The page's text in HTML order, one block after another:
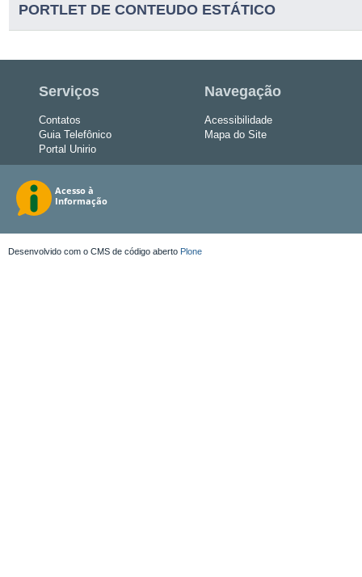
PORTLET DE CONTEUDO ESTÁTICO
Serviços
Contatos
Guia Telefônico
Portal Unirio
Navegação
Acessibilidade
Mapa do Site
Desenvolvido com o CMS de código aberto Plone